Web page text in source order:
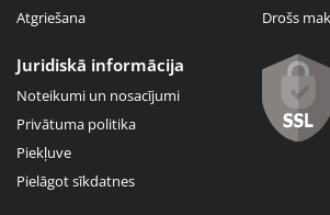
Atgriešana
Drošs
Juridiskā informācija
Noteikumi un nosacījumi
Privātuma politika
Piekļuve
Pielāgot sīkdatnes